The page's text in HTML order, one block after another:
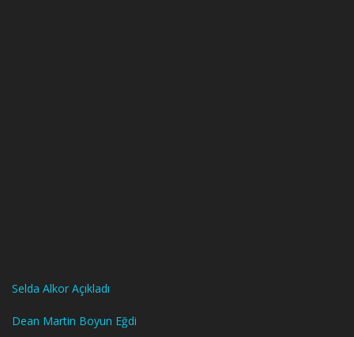
Selda Alkor Açıkladı
Dean Martin Boyun Eğdi